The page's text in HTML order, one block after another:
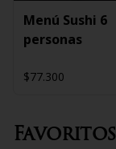
Menú Sushi 6
personas
$77.300
Favoritos